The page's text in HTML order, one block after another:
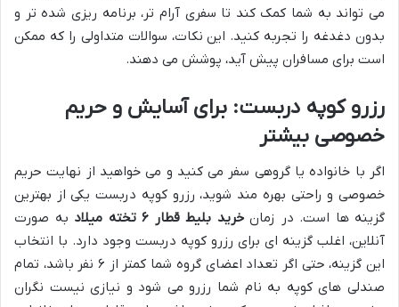
می تواند به شما کمک کند تا سفری آرام تر، برنامه ریزی شده تر و
بدون دغدغه را تجربه کنید. این نکات، سوالات متداولی را که ممکن
است برای مسافران پیش آید، پوشش می دهند.
رزرو کوپه دربست: برای آسایش و حریم
خصوصی بیشتر
اگر با خانواده یا گروهی سفر می کنید و می خواهید از نهایت حریم
خصوصی و راحتی بهره مند شوید، رزرو کوپه دربست یکی از بهترین
گزینه ها است. در زمانخرید بلیط قطار ۶ تخته میلاد
به صورت
آنلاین، اغلب گزینه ای برای رزرو کوپه دربست وجود دارد. با انتخاب
این گزینه، حتی اگر تعداد اعضای گروه شما کمتر از ۶ نفر باشد، تمام
صندلی های کوپه به نام شما رزرو می شود و نیازی نیست نگران